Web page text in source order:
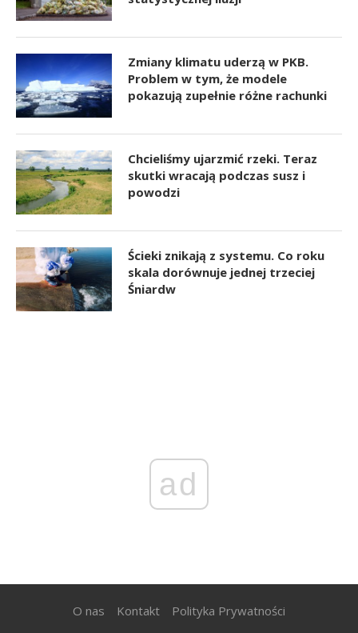
Zmiany klimatu uderzą w PKB.
Problem w tym, że modele
pokazują zupełnie różne rachunki
Chcieliśmy ujarzmić rzeki. Teraz
skutki wracają podczas susz i
powodzi
Ścieki znikają z systemu. Co roku
skala dorównuje jednej trzeciej
Śniardw
ad
O nas Kontakt Polityka Prywatności